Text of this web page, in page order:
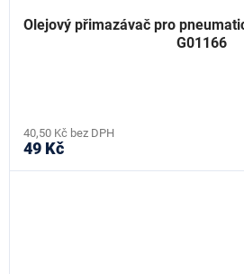
Olejový přimazávač pro
G01166
40,50 Kč bez DPH
49 Kč